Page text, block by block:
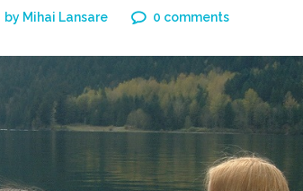
by Mihai Lansare 0 comments